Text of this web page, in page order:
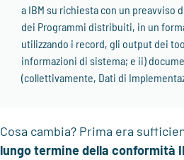
a IBM su richiesta con un preavviso
dei Programmi distribuiti, in un
utilizzando i record, gli output dei
informazioni di sistema; e ii)
(collettivamente, Dati di
Cosa cambia? Prima era
lungo termine della conformità